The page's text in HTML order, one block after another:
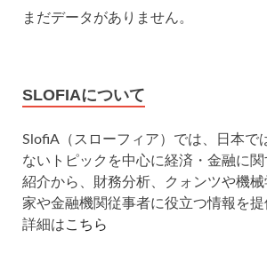
まだデータがありません。
SLOFIAについて
SlofiA（スローフィア）では、日本で
ないトピックを中心に経済・金融に
紹介から、財務分析、クォンツや機
家や金融機関従事者に役立つ情報を提
詳細はこちら